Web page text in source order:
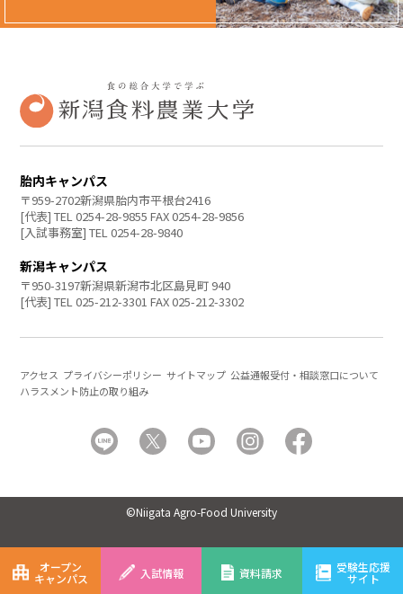
オープン
キャンパス 入試情報 資料請求 受験生応援
サイト
胎内キャンパス
〒959-2702新潟県胎内市平根台2416
[代表] TEL 0254-28-9855 FAX 0254-28-9856
[入試事務室] TEL 0254-28-9840
新潟キャンパス
〒950-3197新潟県新潟市北区島見町 940
[代表] TEL 025-212-3301 FAX 025-212-3302
アクセス プライバシーポリシー サイトマップ 公益通報受付・相談窓口について
ハラスメント防止の取り組み
©Niigata Agro-Food University